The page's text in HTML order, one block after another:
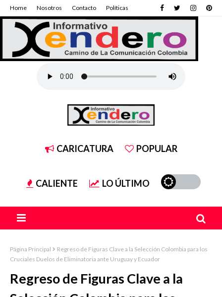
Home Nosotros Contacto Políticas
CARICATURA POPULAR
CALIENTE LO ÚLTIMO
Página Principal
Regreso de Figuras Clave a la Selección Colombia para los
Cruciales Duelos de Eliminatoria ante Uruguay y Ecuador
Regreso de Figuras Clave a la